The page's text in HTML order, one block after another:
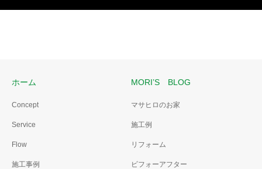
ホーム
Concept
Service
Flow
施工事例
MORI’S BLOG
マサヒロのお家
施工例
リフォーム
ビフォーアフター